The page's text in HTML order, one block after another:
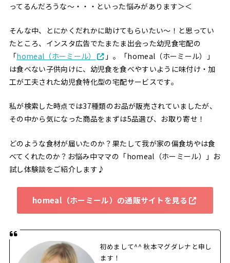
ってるんだろうな〜・・・といった悩みがあります＞＜
そんな中、とにかくだれかに助けてもらいたい〜！と思ってい
たところ、インスタ広告でたまたま出会った幼児食宅配の
「homeal（ホーミール）
」。「homeal（ホーミール）」
は食べない子供向けに、幼児食を食べやすいように味付け・加
工が工夫された幼児食特化型の宅配サービスです。
私が検索した時点では37種類のお品が販売されていましたが、
その中から気になった商品をまずは5品選び、お取り寄せ！
どのような食材が届いたのか？果たして我が家の偏食坊やは食
べてくれたのか？お悩み中ママの「homeal（ホーミール）」お
試し体験談をご紹介します♪
homeal（ホーミール）の通販サイトを見る
初めまして^^ 秋本マグダレナと申し
ます！